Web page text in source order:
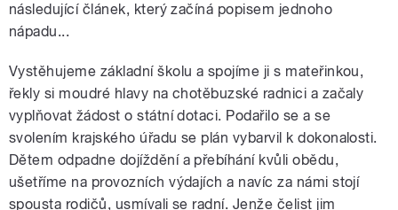
následující článek, který začíná popisem jednoho
nápadu...
Vystěhujeme základní školu a spojíme ji s mateřinkou,
řekly si moudré hlavy na chotěbuzské radnici a začaly
vyplňovat žádost o státní dotaci. Podařilo se a se
svolením krajského úřadu se plán vybarvil k dokonalosti.
Dětem odpadne dojíždění a přebíhání kvůli obědu,
ušetříme na provozních výdajích a navíc za námi stojí
spousta rodičů, usmívali se radní. Jenže čelist jim